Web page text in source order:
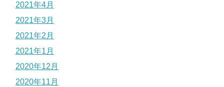
2021年4月
2021年3月
2021年2月
2021年1月
2020年12月
2020年11月